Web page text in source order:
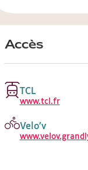
Accès
TCL
www.tcl.fr
Velo’v